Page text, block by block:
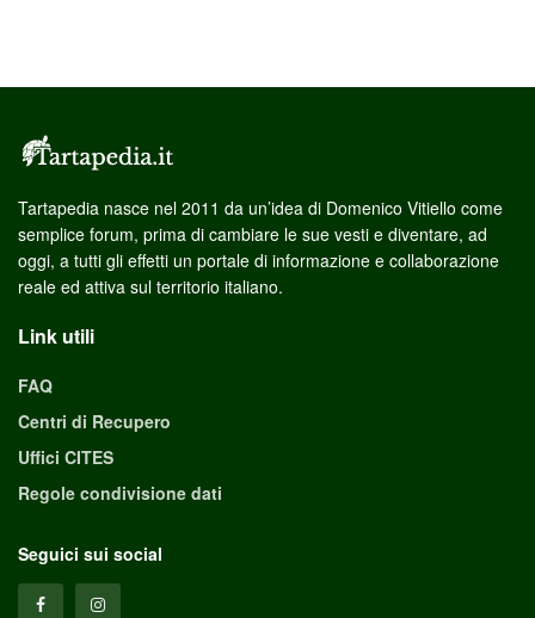
Tartapedia nasce nel 2011 da un’idea di Domenico Vitiello come
semplice forum, prima di cambiare le sue vesti e diventare, ad
oggi, a tutti gli effetti un portale di informazione e collaborazione
reale ed attiva sul territorio italiano.
Link utili
FAQ
Centri di Recupero
Uffici CITES
Regole condivisione dati
Seguici sui social